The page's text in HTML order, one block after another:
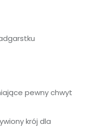
pewny chwyt
krój dla